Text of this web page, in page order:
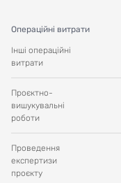
Операційні витрати
Інші операційні
витрати
Проєктно-
вишукувальні
роботи
Проведення
експертизи
проєкту